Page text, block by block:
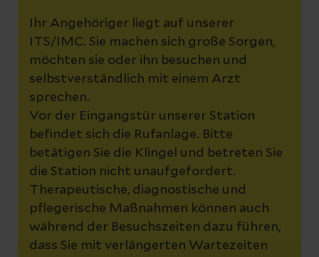
Ihr Angehöriger liegt auf unserer
ITS/IMC. Sie machen sich große Sorgen,
möchten sie oder ihn besuchen und
selbstverständlich mit einem Arzt
sprechen.
Vor der Eingangstür unserer Station
befindet sich die Rufanlage. Bitte
betätigen Sie die Klingel und betreten Sie
die Station nicht unaufgefordert.
Therapeutische, diagnostische und
pflegerische Maßnahmen können auch
während der Besuchszeiten dazu führen,
dass Sie mit verlängerten Wartezeiten